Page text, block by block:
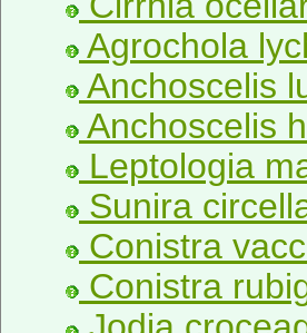
Agrochola
Anchoscelis
Anchoscelis
Leptologia
Sunira
Conistra
Conistra